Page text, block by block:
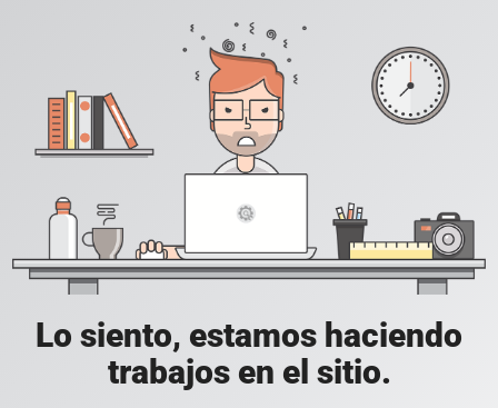
Lo siento, estamos haciendo
trabajos en el sitio.